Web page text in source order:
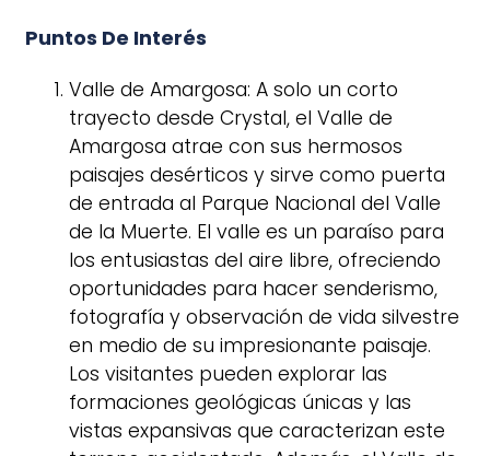
Puntos De Interés
Valle de Amargosa: A solo un corto
trayecto desde Crystal, el Valle de
Amargosa atrae con sus hermosos
paisajes desérticos y sirve como puerta
de entrada al Parque Nacional del Valle
de la Muerte. El valle es un paraíso para
los entusiastas del aire libre, ofreciendo
oportunidades para hacer senderismo,
fotografía y observación de vida silvestre
en medio de su impresionante paisaje.
Los visitantes pueden explorar las
formaciones geológicas únicas y las
vistas expansivas que caracterizan este